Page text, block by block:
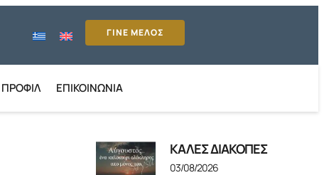
ΓΙΝΕ ΜΕΛΟΣ
ΠΡΟΦΊΛ ΕΠΙΚΟΙΝΩΝΊΑ
ΚΑΛΕΣ ΔΙΑΚΟΠΕΣ
03/08/2026